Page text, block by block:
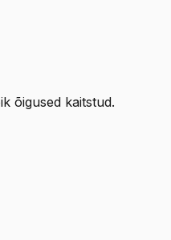
õigused kaitstud.